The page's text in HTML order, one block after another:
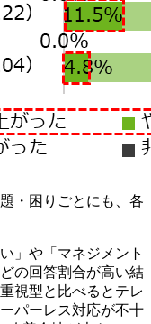
・困りごとにも、各
」や「マネジメント
の回答割合が高い結
視型と比べるとテレ
パーレス対応が不十